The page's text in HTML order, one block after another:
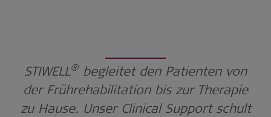
STIWELL® begleitet den Patienten von
der Frührehabilitation bis zur Therapie
zu Hause. Unser Clinical Support schult